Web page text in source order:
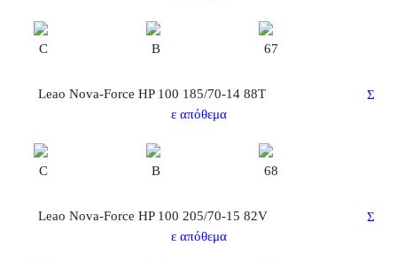
C B 67
Leao Nova-Force HP 100 185/70-14 88T
Σ
ε απόθεμα
C B 68
Leao Nova-Force HP 100 205/70-15 82V
Σ
ε απόθεμα